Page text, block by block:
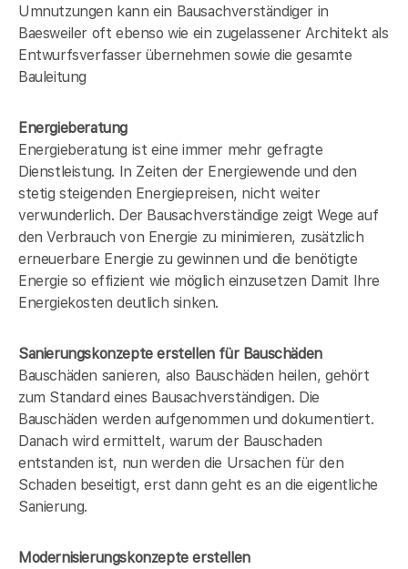
Umnutzungen kann ein Bausachverständiger in
Baesweiler oft ebenso wie ein zugelassener Architekt als
Entwurfsverfasser übernehmen sowie die gesamte
Bauleitung
Energieberatung
Energieberatung ist eine immer mehr gefragte
Dienstleistung. In Zeiten der Energiewende und den
stetig steigenden Energiepreisen, nicht weiter
verwunderlich. Der Bausachverständige zeigt Wege auf
den Verbrauch von Energie zu minimieren, zusätzlich
erneuerbare Energie zu gewinnen und die benötigte
Energie so effizient wie möglich einzusetzen Damit Ihre
Energiekosten deutlich sinken.
Sanierungskonzepte erstellen für Bauschäden
Bauschäden sanieren, also Bauschäden heilen, gehört
zum Standard eines Bausachverständigen. Die
Bauschäden werden aufgenommen und dokumentiert.
Danach wird ermittelt, warum der Bauschaden
entstanden ist, nun werden die Ursachen für den
Schaden beseitigt, erst dann geht es an die eigentliche
Sanierung.
Modernisierungskonzepte erstellen